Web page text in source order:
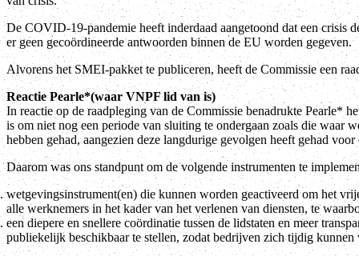
De COVID-19-pandemie heeft inderdaad aangetoond dat een crisis
er geen gecoördineerde antwoorden binnen de EU worden gegeven.
Alvorens het SMEI-pakket te publiceren, heeft de Commissie een
Reactie Pearle*(waar VNPF lid van is)
In reactie op de raadpleging van de Commissie benadrukte Pearle*
is om niet nog een periode van sluiting te ondergaan zoals die waar
hebben gehad, aangezien deze langdurige gevolgen heeft gehad
Daarom was ons standpunt om de volgende instrumenten te
wetgevingsinstrument(en) die kunnen worden geactiveerd om het
alle werknemers in het kader van het verlenen van diensten, te
een diepere en snellere coördinatie tussen de lidstaten en meer
publiekelijk beschikbaar te stellen, zodat bedrijven zich tijdig kunnen